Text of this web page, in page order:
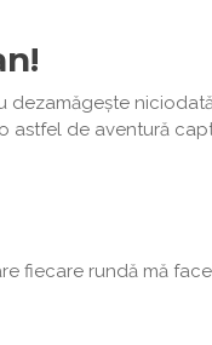
astfel de aventură
fiecare rundă mă